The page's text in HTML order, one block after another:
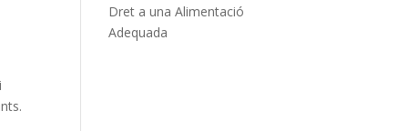
Dret a una Alimentació
Adequada